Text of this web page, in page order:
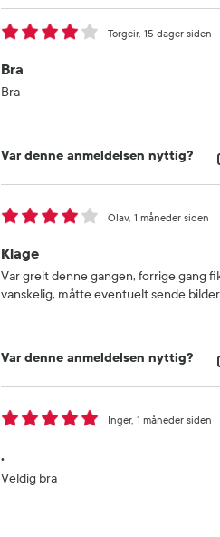
Bra
15 dager siden
Torgeir
Bra
Var denne anmeldelsen nyttig?
Klage
1 måneder siden
Olav
Var greit denne gangen, forrige gang
vanskelig, måtte eventuelt sende
Var denne anmeldelsen nyttig?
.
1 måneder siden
Inger
Veldig bra